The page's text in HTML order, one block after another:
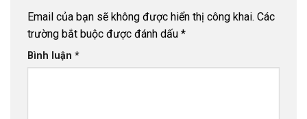
Email của bạn sẽ không được hiển thị công khai. Các
trường bắt buộc được đánh dấu *
Bình luận *